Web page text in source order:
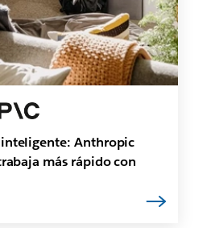
inteligente: Anthropic
más rápido con